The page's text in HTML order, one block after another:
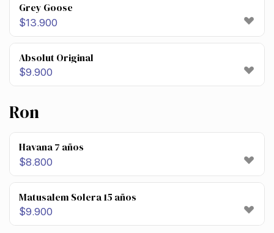
Grey Goose
$13.900
Absolut Original
$9.900
Ron
Havana 7 años
$8.800
Matusalem Solera 15 años
$9.900